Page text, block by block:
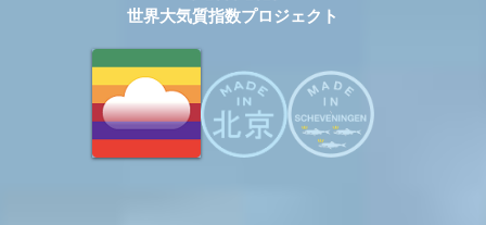
世界大気質指数プロジェクト